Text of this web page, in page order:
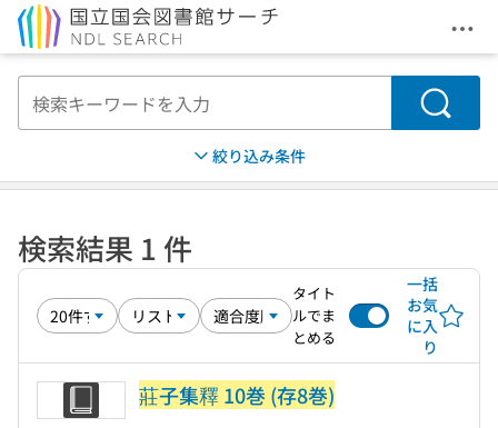
メ
検索
絞り込み条件
検索結果 1 件
タイト
ルでま
とめる
一括
お気
に入
り
莊子集釋 10巻 (存8巻)